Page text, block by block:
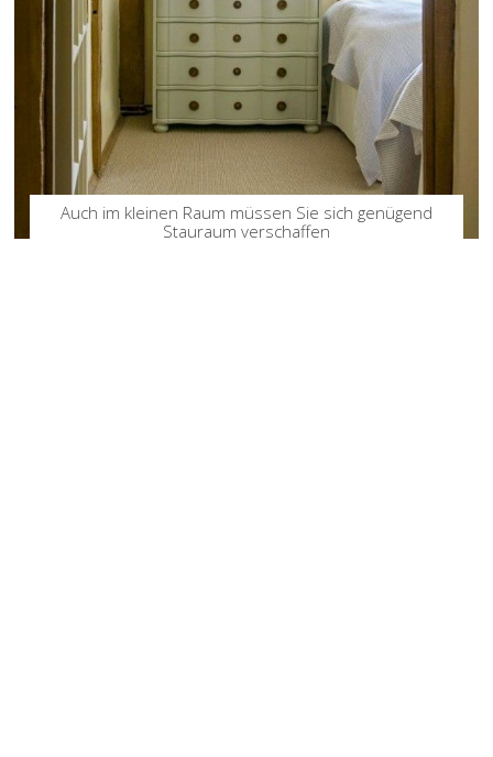
Auch im kleinen Raum müssen Sie sich genügend
Stauraum verschaffen